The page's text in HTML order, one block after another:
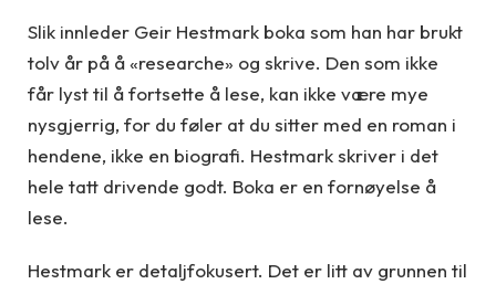
Slik innleder Geir Hestmark boka som han har brukt
tolv år på å «researche» og skrive. Den som ikke
får lyst til å fortsette å lese, kan ikke være mye
nysgjerrig, for du føler at du sitter med en roman i
hendene, ikke en biografi. Hestmark skriver i det
hele tatt drivende godt. Boka er en fornøyelse å
lese.
Hestmark er detaljfokusert. Det er litt av grunnen til